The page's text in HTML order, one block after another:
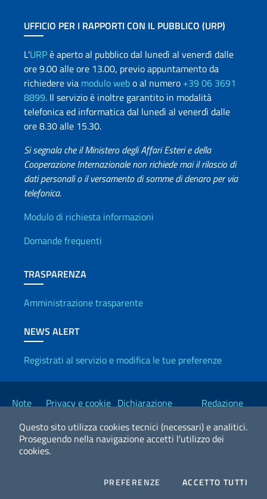
Questo sito utilizza cookies tecnici (necessari) e analitici.
Proseguendo nella navigazione accetti l'utilizzo dei
cookies.
PREFERENZE COOKIESACCETTO TUTTI
UFFICIO PER I RAPPORTI CON IL PUBBLICO (URP)
L'URPè aperto al pubblico dal lunedì al venerdì dalle
ore 9.00 alle ore 13.00, previo appuntamento da
richiedere via modulo webo al numero +39 06 3691
8899. Il servizio è inoltre garantito in modalità
telefonica ed informatica dal lunedì al venerdì dalle
ore 8.30 alle 15.30.
Si segnala che il Ministero degli Affari Esteri e della
Cooperazione Internazionale non richiede mai il rilascio di
dati personali o il versamento di somme di denaro per via
telefonica.
Info utili
Modulo di richiesta informazioni
Domande frequenti
TRASPARENZA
Amministrazione trasparente
NEWS ALERT
Registrati al servizio e modifica le tue preferenze
Link Utili
Note
Privacy e cookie Dichiarazione
Redazione